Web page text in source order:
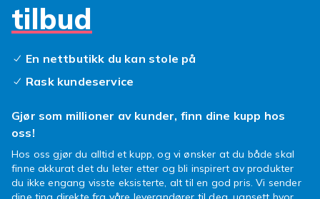
tilbud
En nettbutikk du kan stole på
Rask kundeservice
Gjør som millioner av kunder, finn dine kupp hos
oss!
Hos oss gjør du alltid et kupp, og vi ønsker at du både skal
finne akkurat det du leter etter og bli inspirert av produkter
du ikke engang visste eksisterte, alt til en god pris. Vi sender